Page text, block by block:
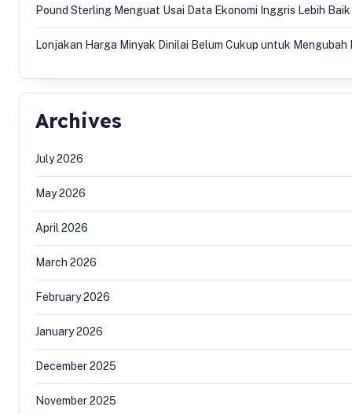
Pound Sterling Menguat Usai Data Ekonomi Inggris Lebih
Lonjakan Harga Minyak Dinilai Belum Cukup untuk
Archives
July 2026
May 2026
April 2026
March 2026
February 2026
January 2026
December 2025
November 2025